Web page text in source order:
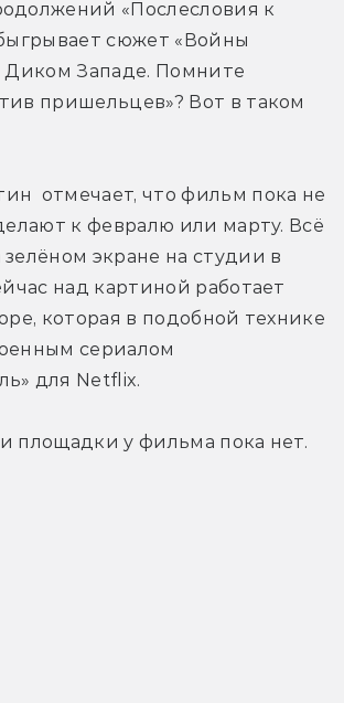
«Послесловия к
сюжет «Войны
Диком Западе. Помните
пришельцев»? Вот в таком
отмечает, что фильм пока не
к февралю или марту. Всё
экране на студии в
над картиной работает
которая в подобной технике
сериалом
для Netflix.
площадки у фильма пока нет.